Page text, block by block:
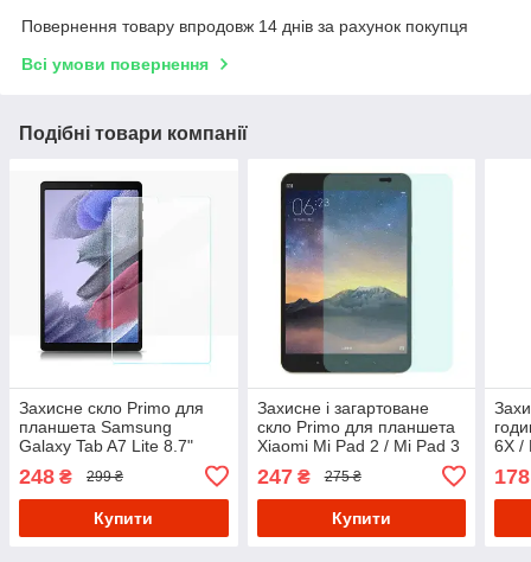
Повернення товару впродовж 14 днів за рахунок покупця
Всі умови повернення
Подібні товари компанії
Захисне скло Primo для
планшета Samsung
Galaxy Tab A7 Lite 8.7"
2021 (SM-T220 / SM-T225)
248 ₴ 299 ₴
Купити
Захисне і загартоване
скло Primo для планшета
Xiaomi Mi Pad 2 / Mi Pad 3
247₴ 275 ₴
Купити
6X /
178